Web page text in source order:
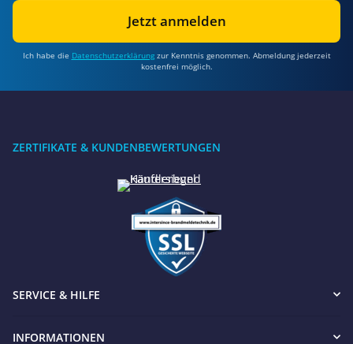
Jetzt anmelden
Ich habe die Datenschutzerklärungzur Kenntnis genommen. Abmeldung jederzeit
kostenfrei möglich.
ZERTIFIKATE & KUNDENBEWERTUNGEN
SERVICE & HILFE
INFORMATIONEN